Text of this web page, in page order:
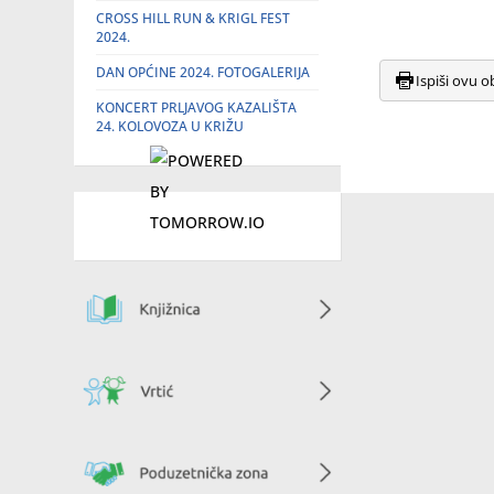
CROSS HILL RUN & KRIGL FEST
2024.
DAN OPĆINE 2024. FOTOGALERIJA
KONCERT PRLJAVOG KAZALIŠTA
24. KOLOVOZA U KRIŽU
Ispiši ovu